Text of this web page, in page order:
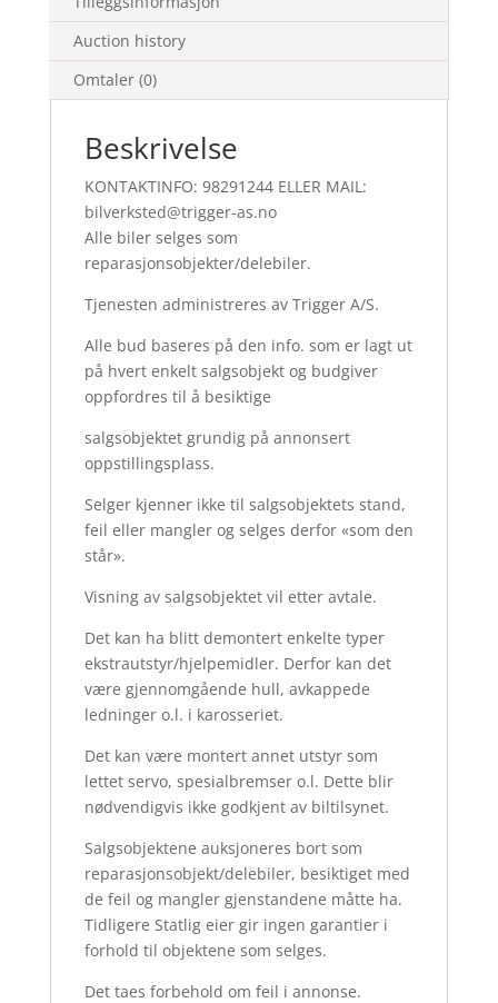
Auction history
Omtaler (0)
Beskrivelse
KONTAKTINFO: 98291244 ELLER MAIL:
bilverksted@trigger-as.no
Alle biler selges som
reparasjonsobjekter/delebiler.
Tjenesten administreres av Trigger A/S.
Alle bud baseres på den info. som er lagt ut
på hvert enkelt salgsobjekt og budgiver
oppfordres til å besiktige
salgsobjektet grundig på annonsert
oppstillingsplass.
Selger kjenner ikke til salgsobjektets stand,
feil eller mangler og selges derfor «som den
står».
Visning av salgsobjektet vil etter avtale.
Det kan ha blitt demontert enkelte typer
ekstrautstyr/hjelpemidler. Derfor kan det
være gjennomgående hull, avkappede
ledninger o.l. i karosseriet.
Det kan være montert annet utstyr som
lettet servo, spesialbremser o.l. Dette blir
nødvendigvis ikke godkjent av biltilsynet.
Salgsobjektene auksjoneres bort som
reparasjonsobjekt/delebiler, besiktiget med
de feil og mangler gjenstandene måtte ha.
Tidligere Statlig eier gir ingen garantier i
forhold til objektene som selges.
Det taes forbehold om feil i annonse.